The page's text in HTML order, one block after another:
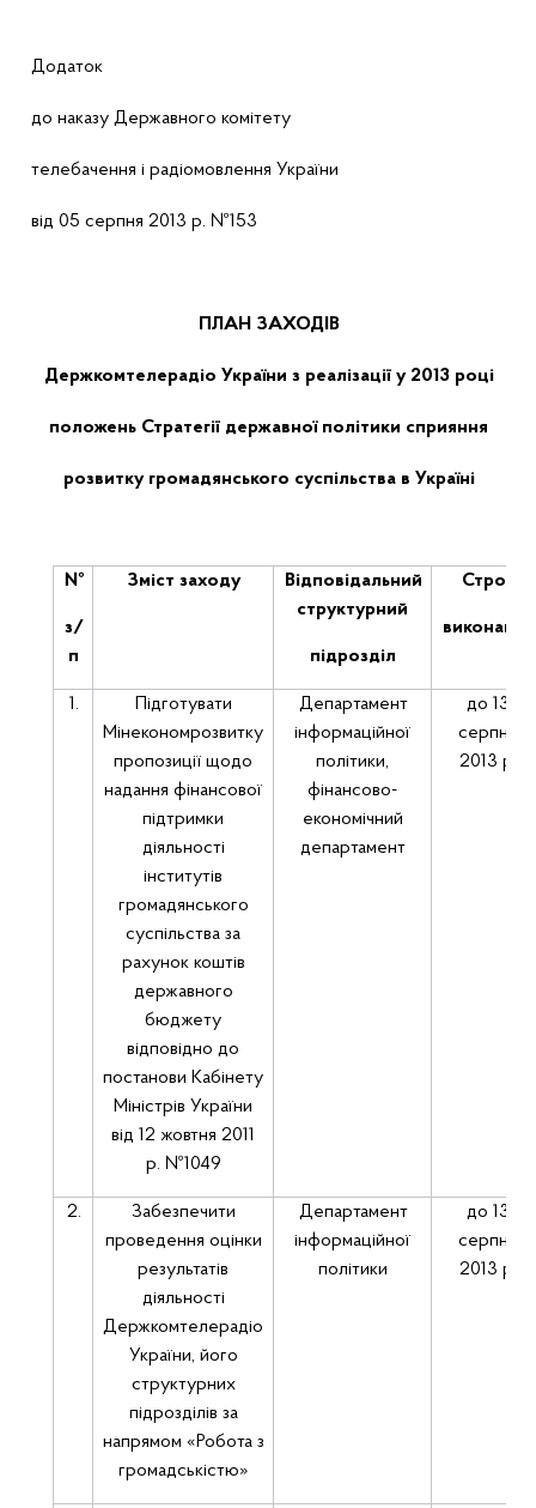
Додаток
до наказу Державного комітету
телебачення і радіомовлення України
від 05 серпня 2013 р. №153
ПЛАН ЗАХОДІВ
Держкомтелерадіо України з реалізації у 2013 році
положень Стратегії державної політики сприяння
розвитку громадянського суспільства в Україні
№
з/
п
Зміст заходу
Відповідальний
структурний
підрозділ
Строк
виконання
1.
Підготувати
Мінекономрозвитку
пропозиції щодо
надання фінансової
підтримки
діяльності
інститутів
громадянського
суспільства за
рахунок коштів
державного
бюджету
відповідно до
постанови Кабінету
Міністрів України
від 12 жовтня 2011
р. №1049
Департамент
інформаційної
політики,
фінансово-
економічний
департамент
до 13
серпня
2013 р.
2.
Забезпечити
проведення оцінки
результатів
діяльності
Держкомтелерадіо
України, його
структурних
підрозділів за
напрямом «Робота з
громадськістю»
Департамент
інформаційної
політики
до 13
серпня
2013 р.